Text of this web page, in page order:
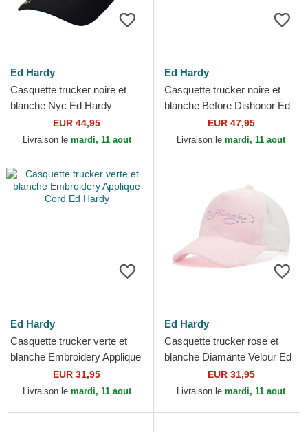
Ed Hardy
Casquette trucker noire et
blanche Nyc Ed Hardy
EUR 44,95
Livraison le mardi, 11 aout
Ed Hardy
Casquette trucker noire et
blanche Before Dishonor Ed
EUR 47,95
Livraison le mardi, 11 aout
Ed Hardy
Casquette trucker verte et
blanche Embroidery Applique
Cord Ed HardyEUR 31,95
Livraison le mardi, 11 aout
Ed Hardy
Casquette trucker rose et
blanche Diamante Velour Ed
EUR 31,95
Livraison le mardi, 11 aout